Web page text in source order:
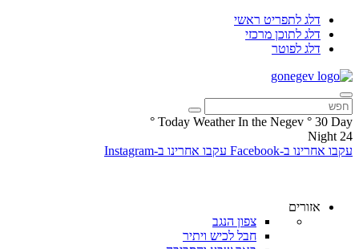
דלג לתפריט ראשי
דלג לתוכן מרכזי
דלג לפוטר
Today Weather In the Negev ° 30 Day
°
24
Night
עקבו אחרינו ב-Facebook
עקבו אחרינו ב-Instagram
אזורים
צפון הנגב
חבל לכיש ויתיר